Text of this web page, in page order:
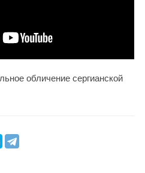
обличение сергианской